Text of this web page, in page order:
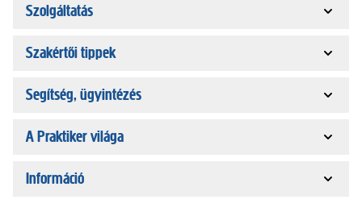
Szolgáltatás
Szakértői tippek
Segítség, ügyintézés
A Praktiker világa
Információ